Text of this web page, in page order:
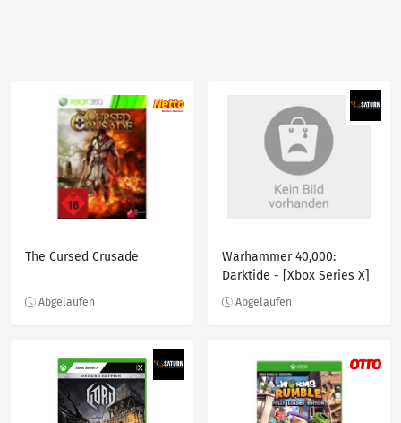
The Cursed Crusade
Warhammer 40,000:
Darktide - [Xbox Series X]